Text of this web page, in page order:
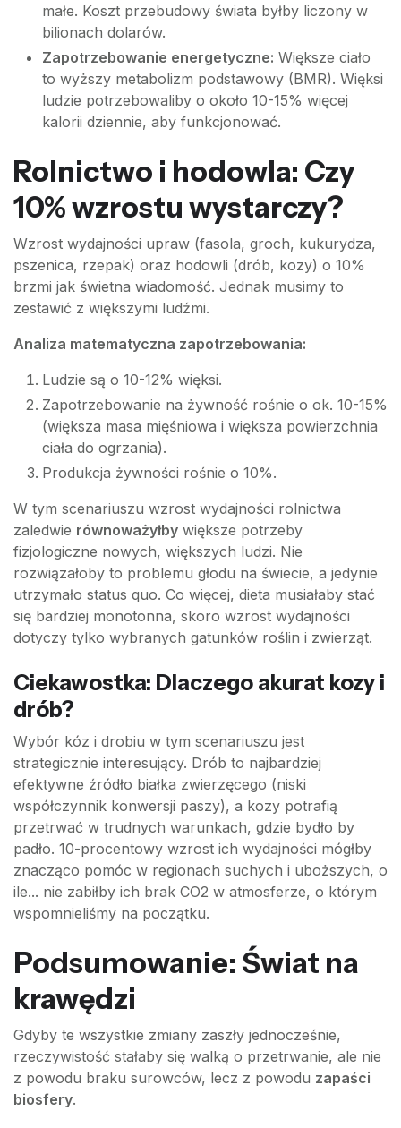
małe. Koszt przebudowy świata byłby liczony w
bilionach dolarów.
Zapotrzebowanie energetyczne: Większe ciało
to wyższy metabolizm podstawowy (BMR). Więksi
ludzie potrzebowaliby o około 10-15% więcej
kalorii dziennie, aby funkcjonować.
Rolnictwo i hodowla: Czy
10% wzrostu wystarczy?
Wzrost wydajności upraw (fasola, groch, kukurydza,
pszenica, rzepak) oraz hodowli (drób, kozy) o 10%
brzmi jak świetna wiadomość. Jednak musimy to
zestawić z większymi ludźmi.
Analiza matematyczna zapotrzebowania:
Ludzie są o 10-12% więksi.
Zapotrzebowanie na żywność rośnie o ok. 10-15%
(większa masa mięśniowa i większa powierzchnia
ciała do ogrzania).
Produkcja żywności rośnie o 10%.
W tym scenariuszu wzrost wydajności rolnictwa
zaledwie równoważyłby większe potrzeby
fizjologiczne nowych, większych ludzi. Nie
rozwiązałoby to problemu głodu na świecie, a jedynie
utrzymało status quo. Co więcej, dieta musiałaby stać
się bardziej monotonna, skoro wzrost wydajności
dotyczy tylko wybranych gatunków roślin i zwierząt.
Ciekawostka: Dlaczego akurat kozy i
drób?
Wybór kóz i drobiu w tym scenariuszu jest
strategicznie interesujący. Drób to najbardziej
efektywne źródło białka zwierzęcego (niski
współczynnik konwersji paszy), a kozy potrafią
przetrwać w trudnych warunkach, gdzie bydło by
padło. 10-procentowy wzrost ich wydajności mógłby
znacząco pomóc w regionach suchych i uboższych, o
ile... nie zabiłby ich brak CO2 w atmosferze, o którym
wspomnieliśmy na początku.
Podsumowanie: Świat na
krawędzi
Gdyby te wszystkie zmiany zaszły jednocześnie,
rzeczywistość stałaby się walką o przetrwanie, ale nie
z powodu braku surowców, lecz z powodu zapaści
biosfery.